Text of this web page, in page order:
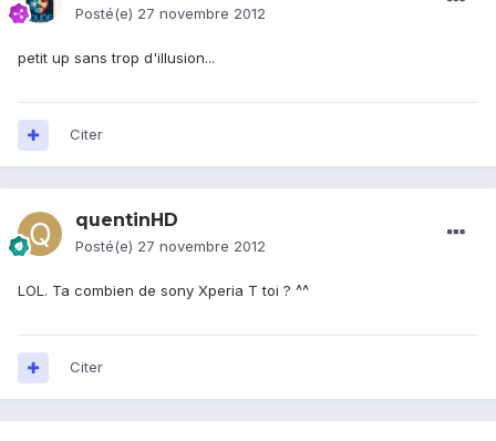
Posté(e) 27 novembre 2012
petit up sans trop d'illusion...
Citer
quentinHD
Posté(e) 27 novembre 2012
LOL. Ta combien de sony Xperia T toi ? ^^
Citer